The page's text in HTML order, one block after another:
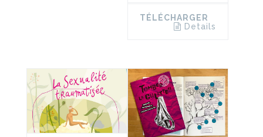
TÉLÉCHARGER
Details